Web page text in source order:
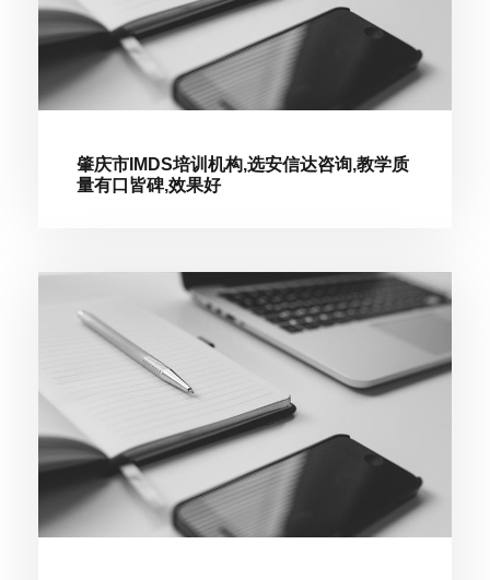
肇庆市IMDS培训机构,选安信达咨询,教学质
量有口皆碑,效果好